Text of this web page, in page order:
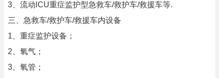
3、流动lCU重症监护型急救车/救护车/救援车等.
三、急救车/救护车/救援车内设备
1、重症监护设备；
2、氧气；
3、氧管；